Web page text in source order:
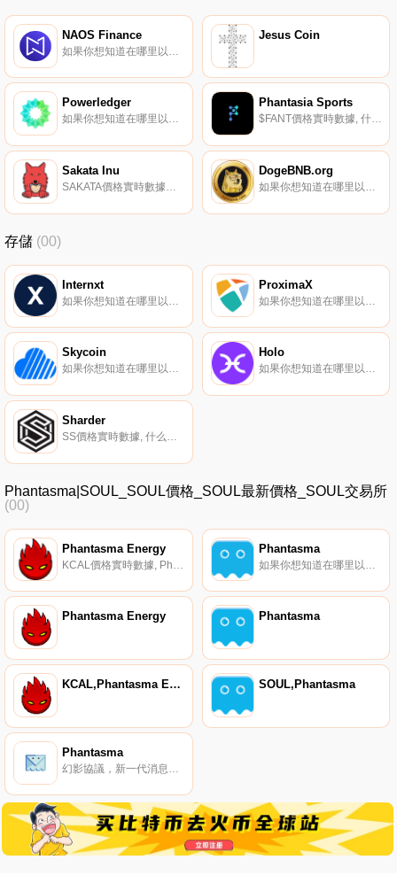
NAOS Finance Jesus Coin
Powerledger
如果你想知道在哪里以當前價格購買Powerledger,目前交易{Powerledger]股票的頂級加密貨幣交易所是Binance、Bitrue、Bitget、SuperEx和KuCoin。您可以在我們的加密貨幣交易所頁面上找到其他列表.
Phantasia Sports
$FANT價格實時數據, 什么是Phantasia Sports？Phantasia是第一個利用區塊鏈技術為夢幻體育玩家帶來區塊鏈好處的夢幻體育平臺。通過Phantasia；在Play to Earn模型中,用戶可以通過贏得比賽和完成游戲內任務來賺取$FANT代幣.
Sakata Inu
SAKATA價格實時數據基于動漫的社區代幣。
DogeBNB.org
如果你想知道在哪里以當前價格購買DogeBNB.org,目前交易{DogeBNB.org]股票的頂級加密貨幣交易所是AzDOGEBNBt和CoinsDOGEBNBt。您可以在我們的加密貨幣交易所頁面上找到其他列表.
存儲 (00)
Internxt ProximaX
Skycoin
如果你想知道在哪里以當前價格購買Skycoin,目前交易{Skycoin]股票的頂級加密貨幣交易所是Bitbns和Finexbox。您可以在我們的加密貨幣交易所頁面上找到其他列表。Skycoin（SKY）是一個開源、社區所有、基于硬件的對等互聯網,利用區塊鏈的激勵結構.
Holo
如果你想知道在哪里以當前價格購買Holo,目前交易{Holo]股票的頂級加密貨幣交易所是Binance、Bitrue、ByHOTt、Bitget和Hotcoin Global。您可以在我們的加密貨幣交易所頁面上找到其他列表.
Sharder
SS價格實時數據, 什么是二進制？Sharder是一個多鏈存儲和驗證網絡。集中式存儲解決方案容易發生數據泄露；s的分布式存儲網絡就是為了解決這個問題。數據被加密、分片（分割成小片段）,然后分布在Sharder-上；的全球存儲網絡.
Phantasma|SOUL_SOUL價格_SOUL最新價格_SOUL交易所
(00)
Phantasma Energy Phantasma
Phantasma Energy Phantasma
KCAL,Phantasma Energy SOUL,Phantasma
Phantasma